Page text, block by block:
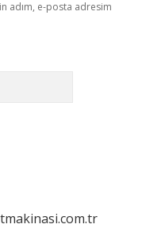
adım, e-posta adresim